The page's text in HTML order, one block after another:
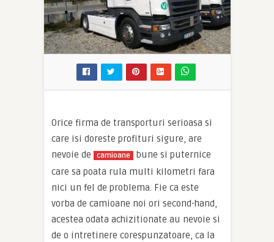
Orice firma de transporturi serioasa si
care isi doreste profituri sigure, are
nevoie de
camioane
bune si puternice
care sa poata rula multi kilometri fara
nici un fel de problema. Fie ca este
vorba de camioane noi ori second-hand,
acestea odata achizitionate au nevoie si
de o intretinere corespunzatoare, ca la